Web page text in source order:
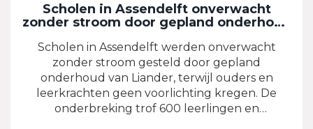
Scholen in Assendelft onverwacht
zonder stroom door gepland onderhoud
Scholen in Assendelft werden onverwacht
zonder stroom gesteld door gepland
onderhoud van Liander, terwijl ouders en
leerkrachten geen voorlichting kregen. De
onderbreking trof 600 leerlingen en